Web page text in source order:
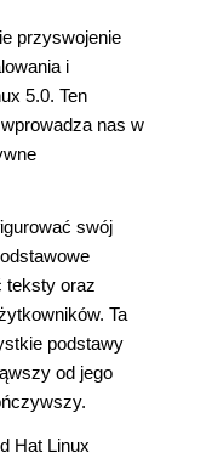
przyswojenie
i
5.0. Ten
nas w
swój
teksty oraz
Ta
podstawy
od jego
Hat Linux